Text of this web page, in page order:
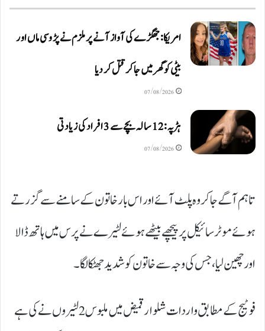
امریکا: جھگڑے کی آواز آنے پر ملزم نے پڑوسی ماں اور
بیٹی کو گھر میں جا کر قتل کر دیا
07/08/2026
ہڑپہ: 12 سالہ بچے سے 3 افراد کی زیادتی
07/08/2026
تاہم آگے جا کر وہ پلٹ آئے اور اس بار خاتون کے سامنے سے گزرتے
ہوئے موٹر سائیکل پر پیچھے بیٹھے ہوئے لٹیرے نے پرس میں ہاتھ ڈالا
اور چھین لیا، جس کی وجہ سے خاتون کو شدید جھٹکا لگا۔
فوٹیج کے مطابق واردات شلوار قمیض میں ملبوس 2 لٹیروں نے کی ہے